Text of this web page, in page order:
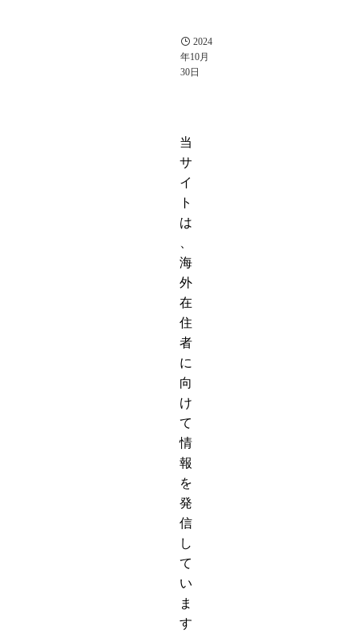
2024
年10月
30日
当
サ
イ
ト
は
海
外
在
住
者
に
向
け
て
情
報
を
発
信
し
て
い
ま
す